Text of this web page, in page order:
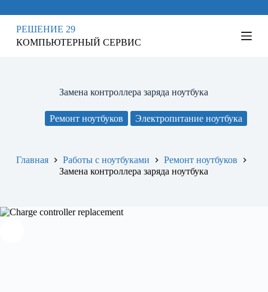
рРЕШЕНИЕ 29
КОМПЬЮТЕРНЫЙ СЕРВИС
Замена контроллера заряда ноутбука
Ремонт ноутбуков Электропитание ноутбука
Главная Работы с ноутбуками
Ремонт ноутбуков
Замена контроллера заряда ноутбука